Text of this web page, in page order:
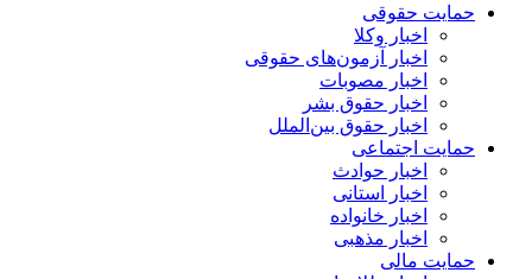
حمایت حقوقی
اخبار وکلا
اخبار آزمون‌های حقوقی
اخبار مصوبات
اخبار حقوق بشر
اخبار حقوق بین‌الملل
حمایت اجتماعی
اخبار حوادث
اخبار استانی
اخبار خانواده
اخبار مذهبی
حمایت مالی